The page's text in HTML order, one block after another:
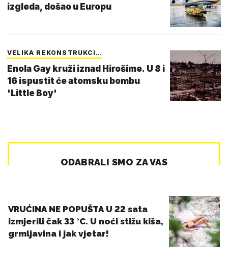
izgleda, došao u Europu
VELIKA REKONSTRUKCI…
Enola Gay kruži iznad Hirošime. U 8 i
16 ispustit će atomsku bombu
'Little Boy'